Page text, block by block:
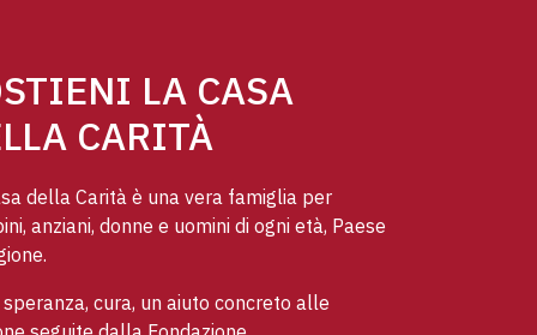
LA CASA
CARITÀ
della Carità è una vera famiglia per
anziani, donne e uomini di ogni età, Paese
speranza, cura, un aiuto concreto alle